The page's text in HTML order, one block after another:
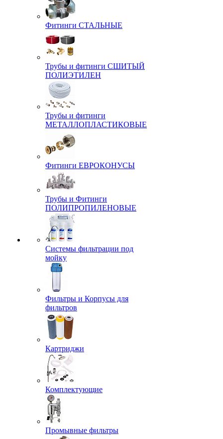
Фитинги СТАЛЬНЫЕ
Трубы и фитинги СШИТЫЙ
ПОЛИЭТИЛЕН
Трубы и фитинги
МЕТАЛЛОПЛАСТИКОВЫЕ
Фитинги ЕВРОКОНУСЫ
Трубы и Фитинги
ПОЛИПРОПИЛЕНОВЫЕ
Системы фильтрации под
мойку
Фильтры и Корпусы для
фильтров
Картриджи
Комплектующие
Промывные фильтры